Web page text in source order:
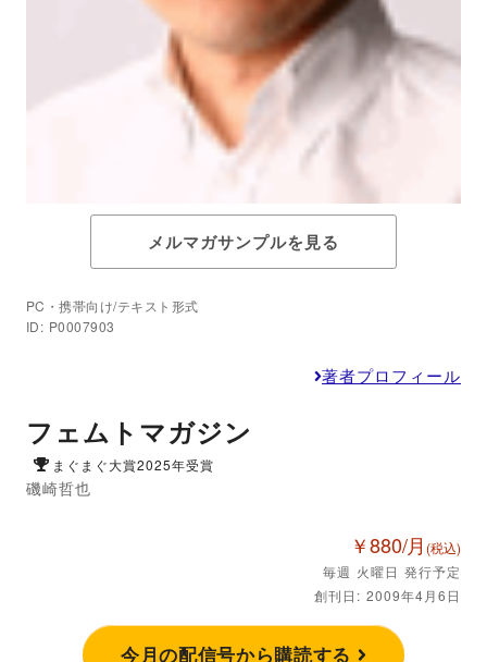
メルマガサンプルを見る
PC・携帯向け/テキスト形式
ID: P0007903
著者プロフィール
フェムトマガジン
まぐまぐ大賞2025年受賞
磯崎哲也
￥880/月 (税込)
毎週 火曜日 発行予定
創刊日: 2009年4月6日
今月の配信号から購読する